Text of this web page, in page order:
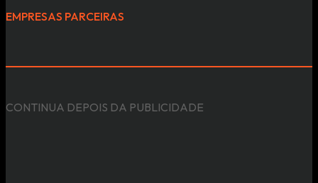
EMPRESAS PARCEIRAS
CONTINUA DEPOIS DA PUBLICIDADE